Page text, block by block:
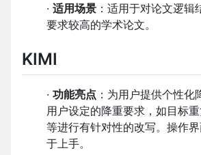
· 适用场景 ：适用于对论文逻辑
要求较高的学术论文。
KIMI
· 功能亮点 ：为用户提供个性
用户设定的降重要求，如目标
等进行有针对性的改写。操作
于上手。